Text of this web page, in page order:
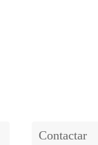
Contactar